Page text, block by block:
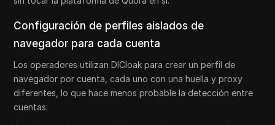
Configuración de perfiles aislados de
navegador para cada cuenta
Los operadores utilizan DICloak para crear un perfil de
navegador por cuenta, cada uno con una huella y proxy
diferentes, lo que hace menos probable la detección entre
cuentas.